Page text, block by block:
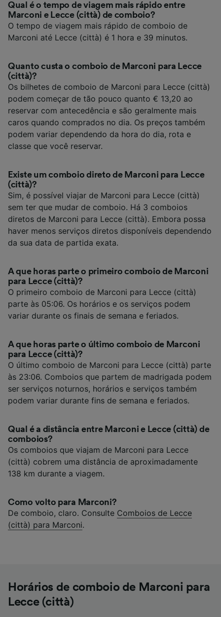
Qual é o tempo de viagem mais rápido entre
Marconi e Lecce (città) de comboio?
O tempo de viagem mais rápido de comboio de
Marconi até Lecce (città) é 1 hora e 39 minutos.
Quanto custa o comboio de Marconi para Lecce
(città)?
Os bilhetes de comboio de Marconi para Lecce (città)
podem começar de tão pouco quanto € 13,20 ao
reservar com antecedência e são geralmente mais
caros quando comprados no dia. Os preços também
podem variar dependendo da hora do dia, rota e
classe que você reservar.
Existe um comboio direto de Marconi para Lecce
(città)?
Sim, é possível viajar de Marconi para Lecce (città)
sem ter que mudar de comboio. Há 3 comboios
diretos de Marconi para Lecce (città). Embora possa
haver menos serviços diretos disponíveis dependendo
da sua data de partida exata.
A que horas parte o primeiro comboio de Marconi
para Lecce (città)?
O primeiro comboio de Marconi para Lecce (città)
parte às 05:06. Os horários e os serviços podem
variar durante os finais de semana e feriados.
A que horas parte o último comboio de Marconi
para Lecce (città)?
O último comboio de Marconi para Lecce (città) parte
às 23:06. Comboios que partem de madrigada podem
ser serviços noturnos, horários e serviços também
podem variar durante fins de semana e feriados.
Qual é a distância entre Marconi e Lecce (città) de
comboios?
Os comboios que viajam de Marconi para Lecce
(città) cobrem uma distância de aproximadamente
138 km durante a viagem.
Como volto para Marconi?
De comboio, claro. Consulte Comboios de Lecce
(città) para Marconi.
Horários de comboio de Marconi para
Lecce (città)